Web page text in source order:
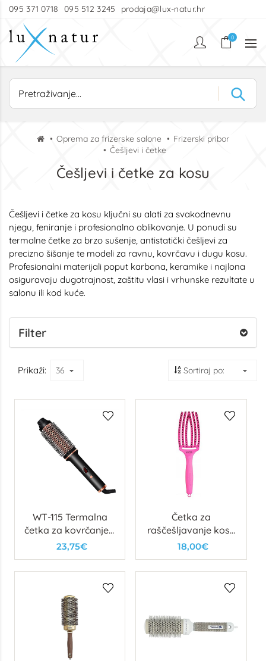
095 371 0718 095 512 3245 prodaja@lux-natur.hr
0
Oprema za frizerske salone
Frizerski pribor
Češljevi i četke
Češljevi i četke za kosu
Češljevi i četke za kosu ključni su alati za svakodnevnu
njegu, feniranje i profesionalno oblikovanje. U ponudi su
termalne četke za brzo sušenje, antistatički češljevi za
precizno šišanje te modeli za ravnu, kovrčavu i dugu kosu.
Profesionalni materijali poput karbona, keramike i najlona
osiguravaju dugotrajnost, zaštitu vlasi i vrhunske rezultate u
salonu ili kod kuće.
Filter
Prikaži:
WT-115 Termalna
četka za kovrčanje –
Profesionalni styling
alat za volumen i
sjaj
23,75€
Četka za
raščešljavanje kose
Olivia Garden
Fingerbrush Pink
18,00€